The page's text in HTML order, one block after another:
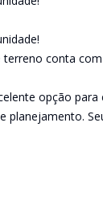
conta
opção
planejamento.